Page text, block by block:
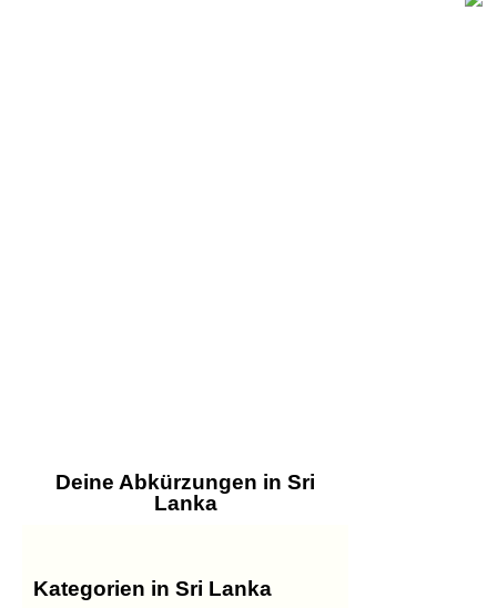
Deine Abkürzungen in Sri
Lanka
Kategorien in Sri Lanka